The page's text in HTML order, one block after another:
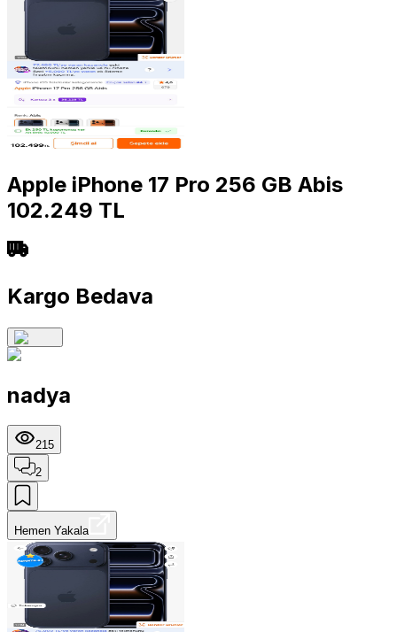
Apple iPhone 17 Pro 256 GB Abis
102.249 TL
Kargo Bedava
nadya
215
2
Hemen Yakala